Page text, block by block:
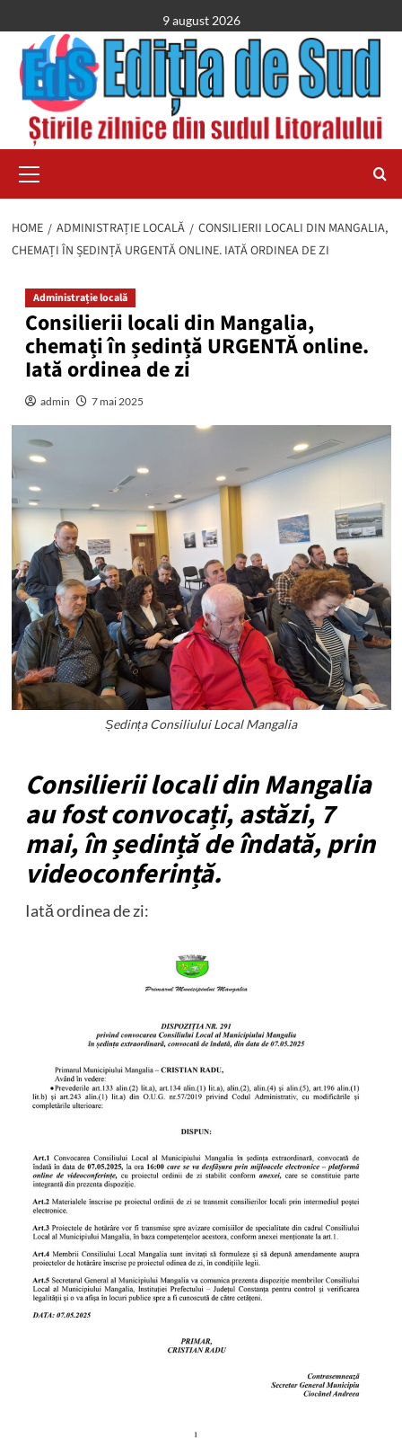
to
content
9 august 2026
Menu
HOME ADMINISTRAȚIE LOCALĂ
CONSILIERII LOCALI DIN MANGALIA,
CHEMAȚI ÎN ȘEDINȚĂ URGENTĂ ONLINE. IATĂ ORDINEA DE ZI
Administrație locală
Consilierii locali din Mangalia,
chemați în ședință URGENTĂ online.
Iată ordinea de zi
admin 7 mai 2025
Ședința Consiliului Local Mangalia
Consilierii locali din Mangalia
au fost convocați, astăzi, 7
mai, în ședință de îndată, prin
videoconferință.
Iată ordinea de zi: